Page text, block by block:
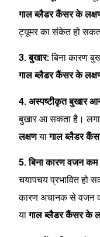
गाल ब्लैडर कैंसर के
ट्यूमर का संकेत हो
3. बुखार:बिना कारण
गाल ब्लैडर कैंसर के
4. अस्पष्टीकृत बुखार
बुखार आ सकता है।
लक्षणयागाल ब्लैडर
5. बिना कारण वजन कम
चयापचय प्रभावित हो
कारण अचानक से वजन
यागाल ब्लैडर कैंसर के